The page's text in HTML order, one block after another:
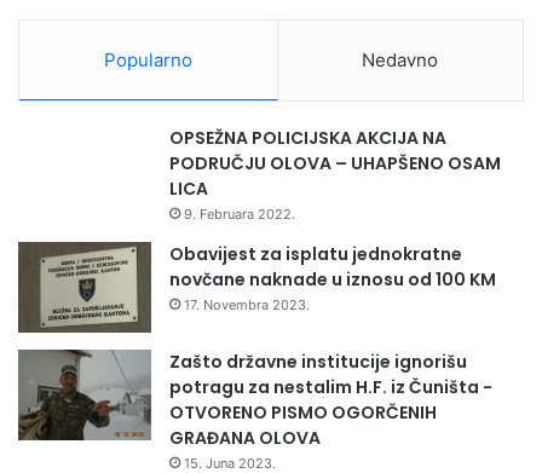
Popularno Nedavno
OPSEŽNA POLICIJSKA AKCIJA NA
PODRUČJU OLOVA – UHAPŠENO OSAM
LICA
9. Februara 2022.
Obavijest za isplatu jednokratne
novčane naknade u iznosu od 100 KM
17. Novembra 2023.
Zašto državne institucije ignorišu
potragu za nestalim H.F. iz Čuništa -
OTVORENO PISMO OGORČENIH
GRAĐANA OLOVA
15. Juna 2023.